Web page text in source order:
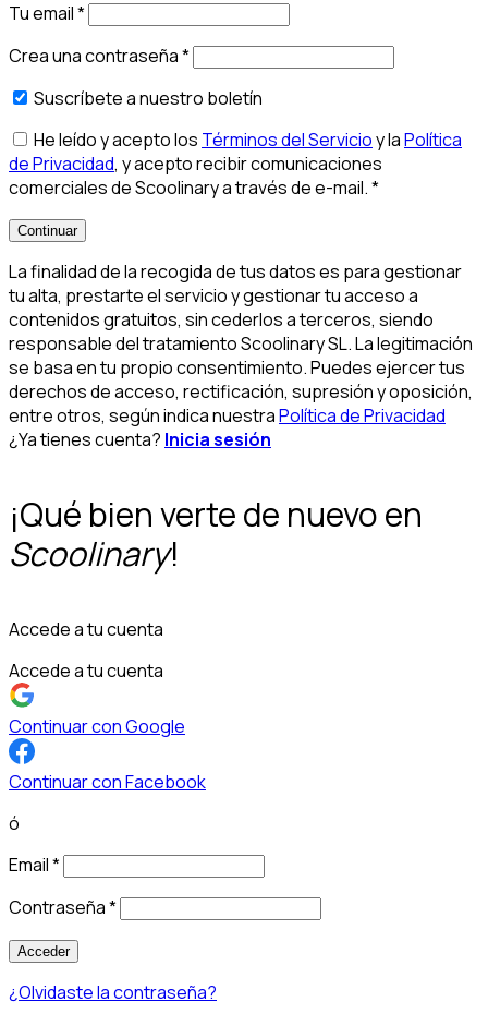
Tu email*
Crea una contraseña*
Suscríbete a nuestro boletín
He leído y acepto los Términos del Servicioy laPolítica
de Privacidad, y acepto recibir comunicaciones
comerciales de Scoolinary a través de e-mail.*
Continuar
La finalidad de la recogida de tus datos es para gestionar
tu alta, prestarte el servicio y gestionar tu acceso a
contenidos gratuitos, sin cederlos a terceros, siendo
responsable del tratamiento Scoolinary SL. La legitimación
se basa en tu propio consentimiento. Puedes ejercer tus
derechos de acceso, rectificación, supresión y oposición,
entre otros, según indica nuestraPolítica de Privacidad
¿Ya tienes cuenta? Inicia sesión
¡Qué bien verte de nuevo en
Scoolinary!
Accede a tu cuenta
Accede a tu cuenta
Continuar con Google
Continuar con Facebook
ó
Email*
Contraseña*
Acceder
¿Olvidaste la contraseña?